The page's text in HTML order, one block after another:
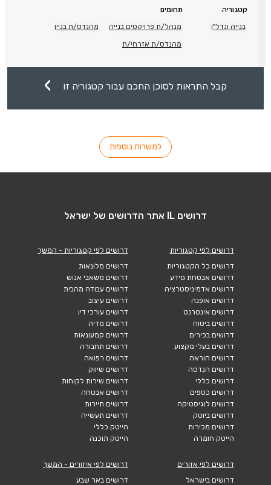
קטגוריה
תחומים
בנייה ונדל"ן
מנהל/ת פרויקטים בנייה מהנדס/ת בניין
מהנדס/ת אזרחי/ת
קבל התראות לסוכן החכם עבור קטגוריה זו
למשרות נוספות
דרושים IL אתר הדרושים של ישראל
דרושים לפי קטגוריות
דרושים כל הקטגוריות
דרושים אבטחת מידע
דרושים אדמיניסטרציה
דרושים אופנה
דרושים אינטרנט
דרושים ביטוח
דרושים בכירים
דרושים בעלי מקצוע
דרושים הוראה
דרושים הנדסה
דרושים כללי
דרושים כספים
דרושים לוגיסטיקה
דרושים ביוטק
דרושים מכירות
הייטק חומרה
דרושים לפי קטגוריות - המשך
דרושים מלונאות
דרושים משאבי אנוש
דרושים עבודה מהבית
דרושים עיצוב
דרושים עורכי דין
דרושים מדיה
דרושים קמעונאות
דרושים תחבורה
דרושים רפואה
דרושים שיווק
דרושים שירות לקוחות
דרושים אבטחה
דרושים תיירות
דרושים תעשייה
הייטק כללי
הייטק תוכנה
דרושים לפי אזורים
דרושים בישראל
דרושים לפי איזורים - המשך
דרושים באר שבע